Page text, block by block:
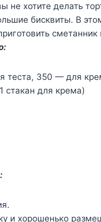
не хотите делать
бисквиты. В
сметанник
350 — для
стакан для крема)
и хорошенько